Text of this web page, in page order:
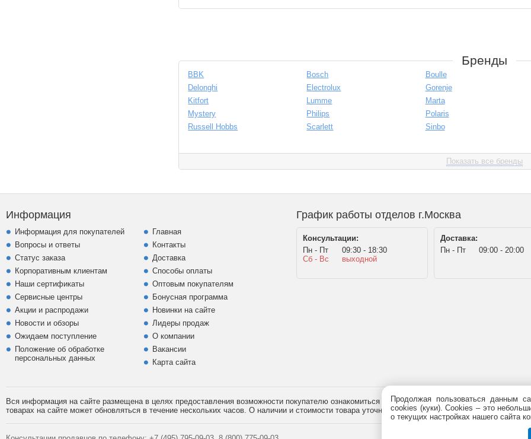
Бренды
BBK Bosch Boulle
Delonghi
Electrolux Gorenje
Kitfort
Lumme Marta
Mystery
Philips Polaris
Russell Hobbs
Scarlett Sinbo
Показать все бренды
Информация
Информация для покупателей
Вопросы и ответы
Статус заказа
Корпоративным клиентам
Наши сертификаты
Сервисные центры
Акции и распродажи
Новости и обзоры
Ожидаем поступление
Положение об обработке
персональных данных
Главная
Контакты
Доставка
Способы оплаты
Оптовым покупателям
Бонусная программа
Новинки на сайте
Лидеры продаж
О компании
Вакансии
Карта сайта
График работы отделов г.Москва
Консультации:
Пн - Пт
09:30 - 18:30
Сб - Вс
выходной
Доставка:
Пн - Пт
09:00 - 20:00
Вся информация на сайте размещена в целях предоставления возможности покупателю ознакомиться с товаром перед его приобретением,
товарах на сайте может обновляться в течение нескольких часов. О наличии и стоимости товара уточняйте у менеджера по телефону+7 (495)
Продолжая пользоваться данным
cookies (куки). Сookies – это
о текущих настройках нашего сайта